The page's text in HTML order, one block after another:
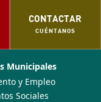
CONTACTAR
CUÉNTANOS
Municipales
y Empleo
Sociales